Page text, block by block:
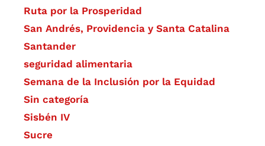
Ruta por la Prosperidad
San Andrés, Providencia y Santa Catalina
Santander
seguridad alimentaria
Semana de la Inclusión por la Equidad
Sin categoría
Sisbén IV
Sucre